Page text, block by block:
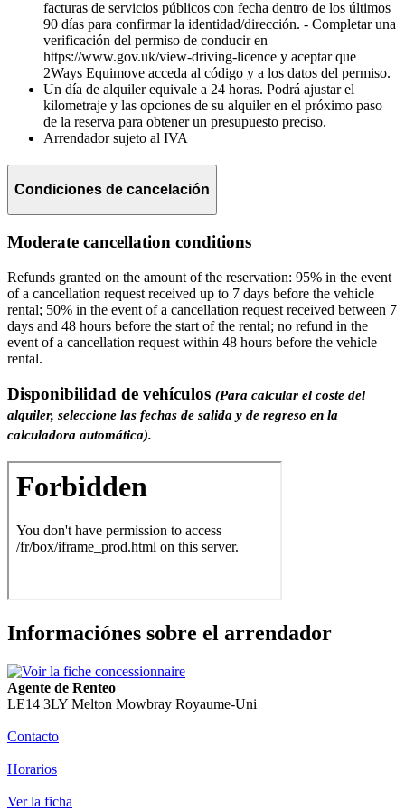
facturas de servicios públicos con fecha dentro de los últimos
90 días para confirmar la identidad/dirección. - Completar una
verificación del permiso de conducir en
https://www.gov.uk/view-driving-licence y aceptar que
2Ways Equimove acceda al código y a los datos del permiso.
Un día de alquiler equivale a 24 horas. Podrá ajustar el
kilometraje y las opciones de su alquiler en el próximo paso
de la reserva para obtener un presupuesto preciso.
Arrendador sujeto al IVA
Condiciones de cancelación
Moderate cancellation conditions
Refunds granted on the amount of the reservation: 95% in the event
of a cancellation request received up to 7 days before the vehicle
rental; 50% in the event of a cancellation request received between 7
days and 48 hours before the start of the rental; no refund in the
event of a cancellation request within 48 hours before the vehicle
rental.
Disponibilidad de vehículos (Para calcular el coste del
alquiler, seleccione las fechas de salida y de regreso en la
calculadora automática).
Informaciónes sobre el arrendador
Agente de Renteo
LE14 3LY Melton Mowbray Royaume-Uni
Contacto
Horarios
Ver la ficha